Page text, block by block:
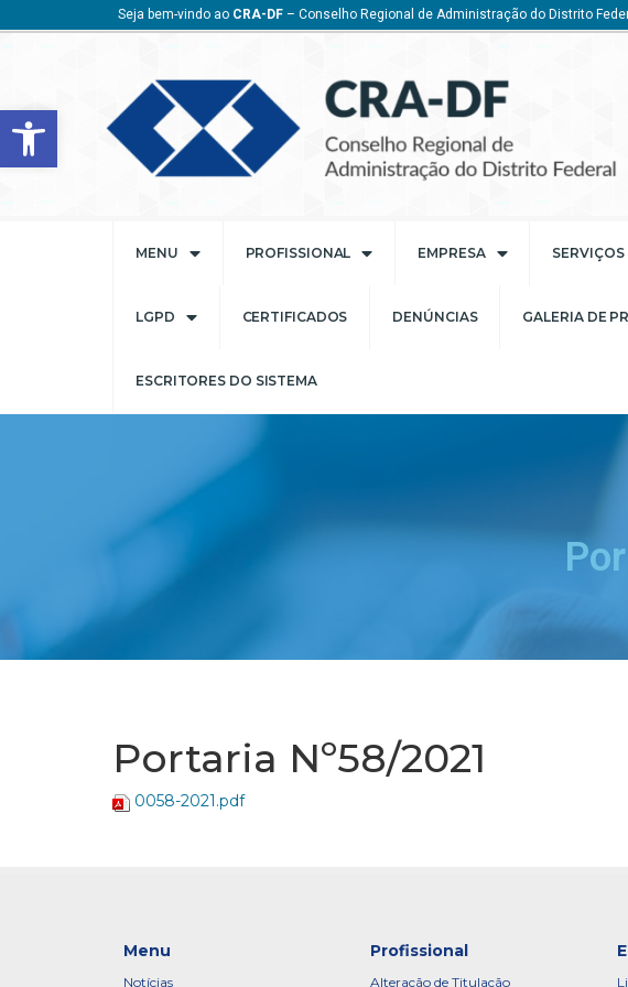
Barra de Ferramentas Aberta
Seja bem-vindo ao CRA-DF – Conselho Regional de Administração do Distrito
MENU PROFISSIONAL EMPRESA SERVIÇOS
LGPD CERTIFICADOS DENÚNCIAS GALERIA DE
ESCRITORES DO SISTEMA
Portaria Nº58/2021
0058-2021.pdf
Menu
Notícias
Profissional
Alteração de Titulação